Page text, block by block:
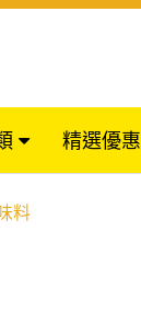
精選優惠
料